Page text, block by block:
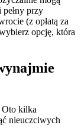
przy
(z opłatą za
opcję, która
Oto kilka
nieuczciwych